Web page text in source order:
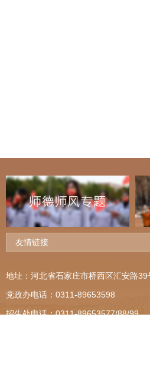
友情链接
地址：河北省石家庄市桥西区汇安路39
党政办电话：0311-89653598
招生处电话：0311-89653577/88/99